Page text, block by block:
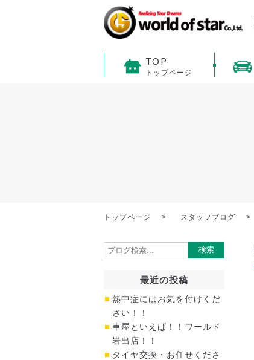
TOP
トップページ
トップページ スタッフブログ
最近の投稿
熱中症にはお気を付けくだ
さい！！
車屋といえば！！ワールド
岩出店！！
タイヤ交換・お任せくださ